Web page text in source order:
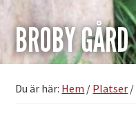
BROBY GÅRD
Du är här: Hem / Platser /